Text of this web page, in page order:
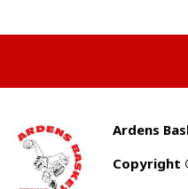
Ardens
Copyright